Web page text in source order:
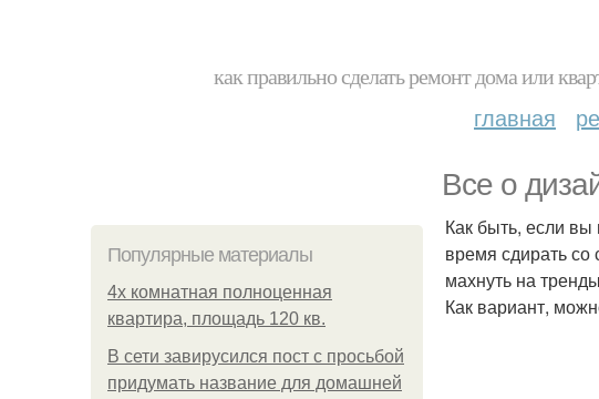
как правильно сделать ремонт дома или
главная
Все о
Популярные материалы
4x комнатная полноценная
квартира, площадь 120 кв.
В сети завирусился пост с просьбой
придумать название для домашней
Как быть, если
время сдирать
махнуть на
Как вариант,